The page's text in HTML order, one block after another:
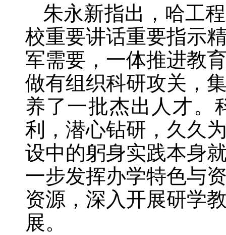
朱永新指出，哈工
校重要讲话重要指示
军需要，一体推进教
做有组织科研攻关，
养了一批杰出人才。
利，潜心钻研，久久
设中的躬身实践本身
一步发挥办学特色与
资源，深入开展研学
展。